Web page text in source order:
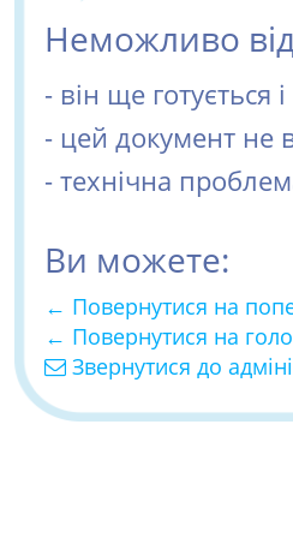
Неможливо
- він ще
- цей документ не
- технічна
Ви можете:
← Повернутися на
← Повернутися на
Звернутися до